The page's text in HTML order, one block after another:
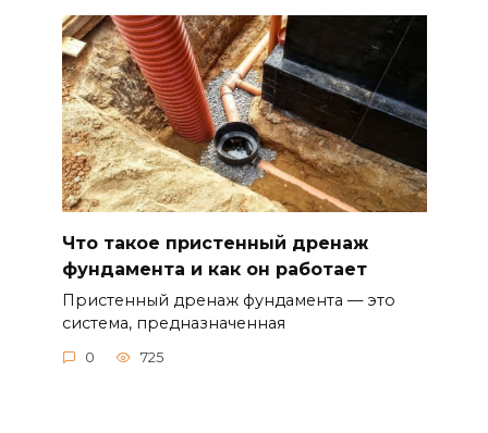
Что такое пристенный дренаж
фундамента и как он работает
Пристенный дренаж фундамента — это
система, предназначенная
0 725